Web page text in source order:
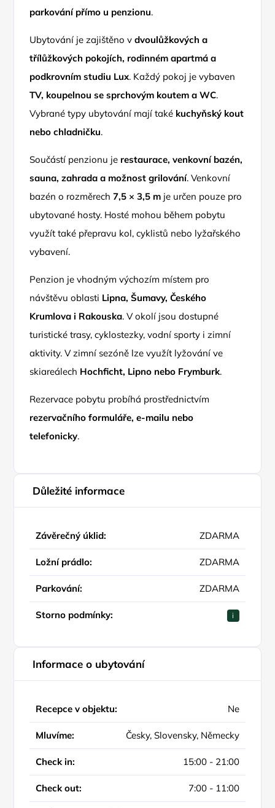
parkování přímo u penzionu.
Ubytování je zajištěno vdvoulůžkových a
třílůžkových pokojích, rodinném apartmá a
podkrovním studiu Lux. Každý pokoj je vybaven
TV, koupelnou se sprchovým koutem a WC.
Vybrané typy ubytování mají také kuchyňský kout
nebo chladničku.
Součástí penzionu je restaurace, venkovní bazén,
sauna, zahrada a možnost grilování. Venkovní
bazén o rozměrech7,5 × 3,5 m je určen pouze pro
ubytované hosty. Hosté mohou během pobytu
využít také přepravu kol, cyklistů nebo lyžařského
vybavení.
Penzion je vhodným výchozím místem pro
návštěvu oblasti Lipna, Šumavy, Českého
Krumlova i Rakouska. V okolí jsou dostupné
turistické trasy, cyklostezky, vodní sporty i zimní
aktivity. V zimní sezóně lze využít lyžování ve
skiareálech Hochficht, Lipno nebo Frymburk.
Rezervace pobytu probíhá prostřednictvím
rezervačního formuláře, e-mailu nebo
telefonicky.
Důležité informace
Závěrečný úklid: ZDARMA
Ložní prádlo: ZDARMA
Parkování: ZDARMA
Storno podmínky: i
Informace o ubytování
Recepce v objektu: Ne
Mluvíme: Česky, Slovensky, Německy
Check in: 15:00 - 21:00
Check out: 7:00 - 11:00